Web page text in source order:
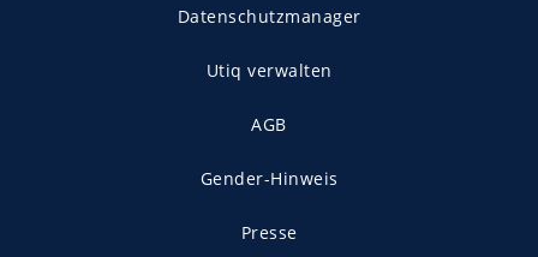
Datenschutzmanager
Utiq verwalten
AGB
Gender-Hinweis
Presse